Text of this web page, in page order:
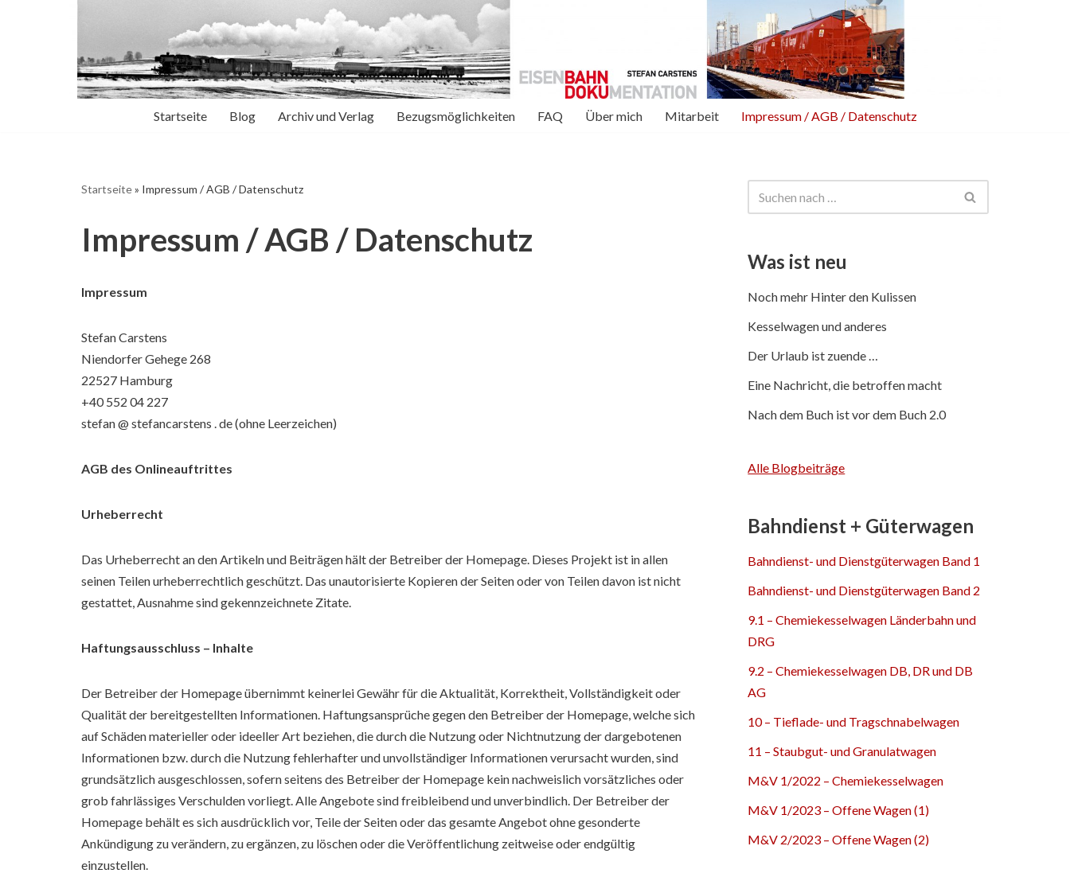
Startseite
Blog Archiv und Verlag Bezugsmöglichkeiten FAQ Über mich Mitarbeit Impressum / AGB / Datenschutz
Startseite» Impressum / AGB / Datenschutz
Impressum / AGB / Datenschutz
Impressum
Stefan Carstens
Niendorfer Gehege 268
22527 Hamburg
+40 552 04 227
stefan @ stefancarstens . de (ohne Leerzeichen)
AGB des Onlineauftrittes
Urheberrecht
Das Urheberrecht an den Artikeln und Beiträgen hält der Betreiber der Homepage. Dieses Projekt ist in allen
seinen Teilen urheberrechtlich geschützt. Das unautorisierte Kopieren der Seiten oder von Teilen davon ist nicht
gestattet, Ausnahme sind gekennzeichnete Zitate.
Haftungsausschluss – Inhalte
Der Betreiber der Homepage übernimmt keinerlei Gewähr für die Aktualität, Korrektheit, Vollständigkeit oder
Qualität der bereitgestellten Informationen. Haftungsansprüche gegen den Betreiber der Homepage, welche sich
auf Schäden materieller oder ideeller Art beziehen, die durch die Nutzung oder Nichtnutzung der dargebotenen
Informationen bzw. durch die Nutzung fehlerhafter und unvollständiger Informationen verursacht wurden, sind
grundsätzlich ausgeschlossen, sofern seitens des Betreiber der Homepage kein nachweislich vorsätzliches oder
grob fahrlässiges Verschulden vorliegt. Alle Angebote sind freibleibend und unverbindlich. Der Betreiber der
Homepage behält es sich ausdrücklich vor, Teile der Seiten oder das gesamte Angebot ohne gesonderte
Ankündigung zu verändern, zu ergänzen, zu löschen oder die Veröffentlichung zeitweise oder endgültig
einzustellen.
Was ist neu
Noch mehr Hinter den Kulissen
Kesselwagen und anderes
Der Urlaub ist zuende …
Eine Nachricht, die betroffen macht
Nach dem Buch ist vor dem Buch 2.0
Alle Blogbeiträge
Bahndienst + Güterwagen
Bahndienst- und Dienstgüterwagen Band 1
Bahndienst- und Dienstgüterwagen Band 2
9.1 – Chemiekesselwagen Länderbahn und
DRG
9.2 – Chemiekesselwagen DB, DR und DB
AG
10 – Tieflade- und Tragschnabelwagen
11 – Staubgut- und Granulatwagen
M&V 1/2022 – Chemiekesselwagen
M&V 1/2023 – Offene Wagen (1)
M&V 2/2023 – Offene Wagen (2)